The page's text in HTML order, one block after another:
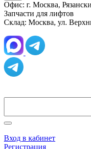
Офис: г. Москва,
Запчасти для лифтов
Склад: Москва, ул.
Вход в кабинет
Регистрация